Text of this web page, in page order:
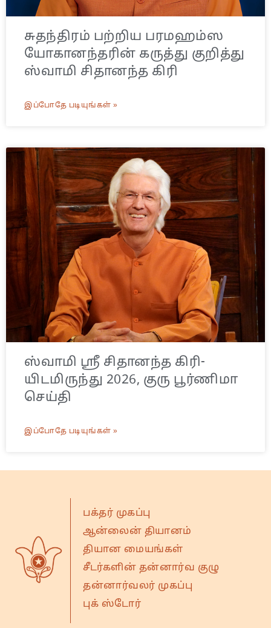
சுதந்திரம் பற்றிய பரமஹம்ஸ
யோகானந்தரின் கருத்து குறித்து
ஸ்வாமி சிதானந்த கிரி
இப்போதே படியுங்கள் »
ஸ்வாமி ஸ்ரீ சிதானந்த கிரி-
யிடமிருந்து 2026, குரு பூர்ணிமா
செய்தி
இப்போதே படியுங்கள் »
பக்தர் முகப்பு
ஆன்லைன் தியானம்
தியான மையங்கள்
சீடர்களின் தன்னார்வ குழு
தன்னார்வலர் முகப்பு
புக் ஸ்டோர்